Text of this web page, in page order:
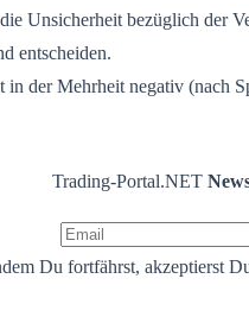
Unsicherheit bezüglich der
entscheiden.
in der Mehrheit negativ (nach
Trading-Portal.NET
Du fortfährst, akzeptierst